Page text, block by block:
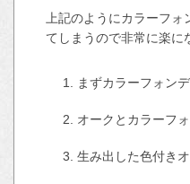
上記のようにカラーフ
てしまうので非常に楽に
まずカラーフォン
オークとカラーフ
生み出した色付き